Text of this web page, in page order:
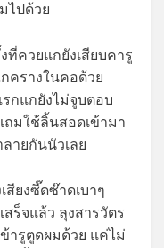
ไปด้วย
ควยแกยังเสียบคารู
ครางในคอด้วย
กแกยังไม่จูบตอบ
มใช้ลิ้นสอดเข้ามา
ายกันนัวเลย
สียงซี๊ดซ๊าดเบาๆ
ร็จแล้ว ลุงสารวัตร
ารูตูดผมด้วย แค่ไม่